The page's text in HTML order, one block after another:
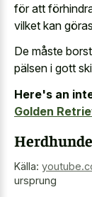
för att
vilket kan
De måste
pälsen i gott
Here's an
Golden
Källa:
ursprung